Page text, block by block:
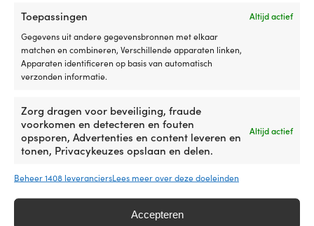
Toepassingen
Altijd actief
Gegevens uit andere gegevensbronnen met elkaar
matchen en combineren, Verschillende apparaten linken,
Apparaten identificeren op basis van automatisch
verzonden informatie.
Zorg dragen voor beveiliging, fraude
voorkomen en detecteren en fouten
opsporen, Advertenties en content leveren en
tonen, Privacykeuzes opslaan en delen.
Altijd actief
Beheer 1408 leveranciersLees meer over deze doeleinden
Accepteren
Schuurschijven Mirka Galaxy,
Ø77 mm Grip Multifit, P40, 50-
pack
was:
40,38 €.
prijs
is:
39,88 €.
Btw incl.
BESCHIKBAAR VIA
NABESTELLING
Droogschuurpapier Schuller
Eh’klar EasyCUT, P40, 230 x 280
mm, 3-pack
Btw incl.
BESCHIKBAAR VIA